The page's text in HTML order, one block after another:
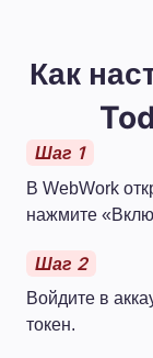
Как
Шаг 1
В WebWork
нажмите
Шаг 2
Войдите в
токен.